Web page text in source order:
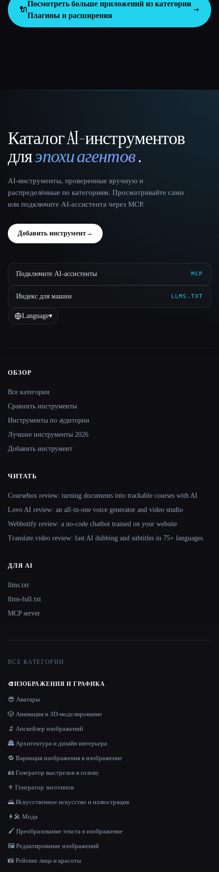
🔌
Посмотреть больше приложений из категории
Плагины и расширения
That AI Collection
Каталог AI-инструментов
дляэпохи агентов.
AI-инструменты, проверенные вручную и
распределённые по категориям. Просматривайте сами
или подключите AI-ассистента через MCP.
Добавить инструмент→
Подключите AI-ассистенты MCP
Индекс для машин LLMS.TXT
Language▾
Site navigation
ОБЗОР
Все категории
Сравнить инструменты
Инструменты по аудитории
Лучшие инструменты 2026
Добавить инструмент
ЧИТАТЬ
Coursebox review: turning documents into trackable courses with AI
Lovo AI review: an all-in-one voice generator and video studio
Webbotify review: a no-code chatbot trained on your website
Translate.video review: fast AI dubbing and subtitles in 75+ languages
ДЛЯ AI
llms.txt
llms-full.txt
MCP server
ВСЕ КАТЕГОРИИ
🎨ИЗОБРАЖЕНИЯ И ГРАФИКА
😎 Аватары
🎲 Анимация и 3D-моделирование
🔬 Апскейлер изображений
🏯 Архитектура и дизайн интерьера
🔁 Вариация изображения в изображение
🪪 Генератор выстрелов в голову
⚜️ Генератор логотипов
🌄 Искусственное искусство и иллюстрация
👩‍🎤 Мода
🖌️ Преобразование текста в изображение
🖼️ Редактирование изображений
📸 Рейтинг лица и красоты